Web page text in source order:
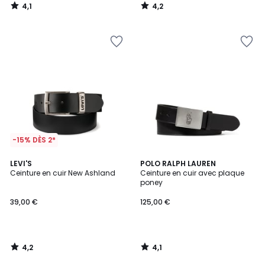
4,1
/
4,2
/
-15% DÈS 2*
LEVI'S
Ceinture en cuir New Ashland
39,00 €
4,2
/ 5
4,2
/
POLO RALPH LAUREN
Ceinture en cuir avec plaque
poney
125,00 €
4,1
/ 5
4,1
/